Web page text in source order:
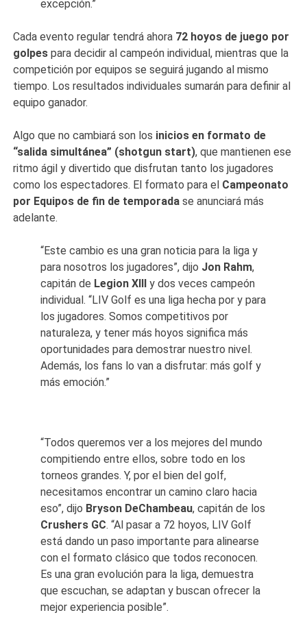
excepción.”
Cada evento regular tendrá ahora 72 hoyos de juego por
golpes para decidir al campeón individual, mientras que la
competición por equipos se seguirá jugando al mismo
tiempo. Los resultados individuales sumarán para definir al
equipo ganador.
Algo que no cambiará son los inicios en formato de
“salida simultánea” (shotgun start), que mantienen ese
ritmo ágil y divertido que disfrutan tanto los jugadores
como los espectadores. El formato para el Campeonato
por Equipos de fin de temporada se anunciará más
adelante.
“Este cambio es una gran noticia para la liga y
para nosotros los jugadores”, dijo Jon Rahm,
capitán de Legion XIII y dos veces campeón
individual. “LIV Golf es una liga hecha por y para
los jugadores. Somos competitivos por
naturaleza, y tener más hoyos significa más
oportunidades para demostrar nuestro nivel.
Además, los fans lo van a disfrutar: más golf y
más emoción.”
“Todos queremos ver a los mejores del mundo
compitiendo entre ellos, sobre todo en los
torneos grandes. Y, por el bien del golf,
necesitamos encontrar un camino claro hacia
eso”, dijo Bryson DeChambeau, capitán de los
Crushers GC. “Al pasar a 72 hoyos, LIV Golf
está dando un paso importante para alinearse
con el formato clásico que todos reconocen.
Es una gran evolución para la liga, demuestra
que escuchan, se adaptan y buscan ofrecer la
mejor experiencia posible”.